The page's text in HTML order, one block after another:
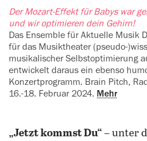
Der Mozart-Effekt für Babys war ‍gestern - gib uns 60 Minuten
und wir ‍optimieren dein Gehirn!
Das Ensemble für Aktuelle Musik
für das ‍Musiktheater (pseudo-
musikalischer Selbst­op‍timierung
entwickelt daraus ein ebenso
Konzert­programm. Brain Pitch,
16.-18. Februar 2024. Mehr
„Jetzt kommst Du“ – unter